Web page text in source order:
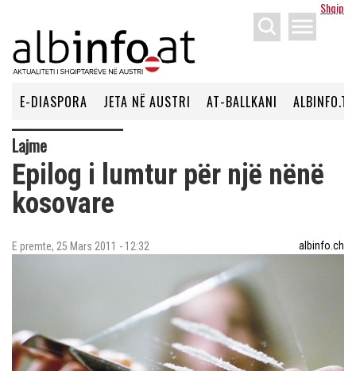
Shqip
menu
E-DIASPORA JETA NË AUSTRI AT-BALLKANI ALBINFO.TV
Lajme
Epilog i lumtur për një nënë
kosovare
E premte, 25 Mars 2011 - 12:32 albinfo.ch